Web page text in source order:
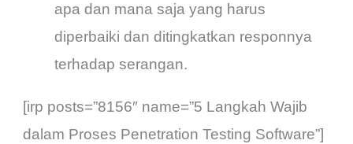
apa dan mana saja yang harus
diperbaiki dan ditingkatkan responnya
terhadap serangan.
[irp posts=”8156″ name=”5 Langkah Wajib
dalam Proses Penetration Testing Software”]